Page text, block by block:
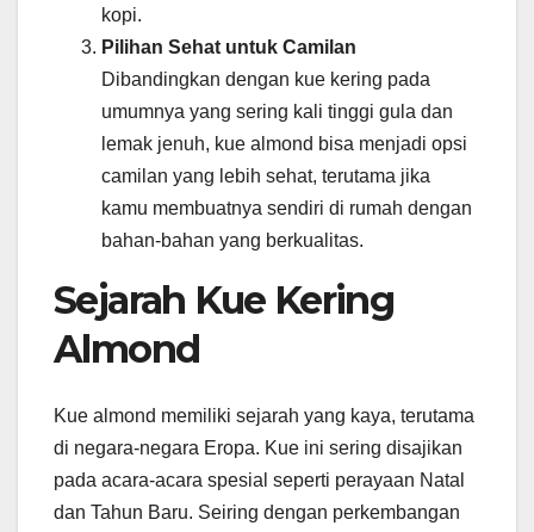
kopi.
Pilihan Sehat untuk Camilan
Dibandingkan dengan kue kering pada
umumnya yang sering kali tinggi gula dan
lemak jenuh, kue almond bisa menjadi opsi
camilan yang lebih sehat, terutama jika
kamu membuatnya sendiri di rumah dengan
bahan-bahan yang berkualitas.
Sejarah Kue Kering
Almond
Kue almond memiliki sejarah yang kaya, terutama
di negara-negara Eropa. Kue ini sering disajikan
pada acara-acara spesial seperti perayaan Natal
dan Tahun Baru. Seiring dengan perkembangan